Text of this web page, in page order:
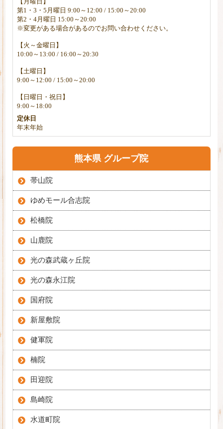
第1・3・5月曜日 9:00～12:00 / 15:00～20:00
第2・4月曜日 15:00～20:00
※変更がある場合があるのでお問い合わせください。
【火～金曜日】
10:00～13:00 / 16:00～20:30
【土曜日】
9:00～12:00 / 15:00～20:00
【日曜日・祝日】
9:00～18:00
定休日
年末年始
熊本県 グループ院
帯山院
ゆめモール合志院
松橋院
山鹿院
光の森武蔵ヶ丘院
光の森永江院
国府院
新屋敷院
健軍院
楠院
田迎院
島崎院
水道町院